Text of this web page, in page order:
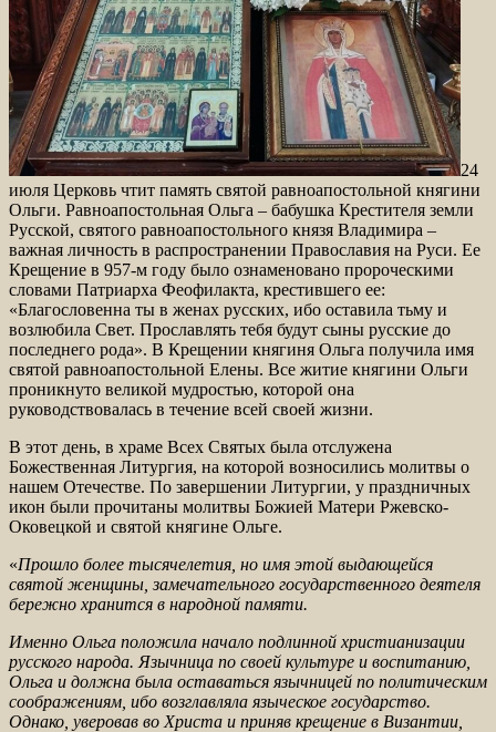
24
июля Церковь чтит память святой равноапостольной княгини
Ольги. Равноапостольная Ольга – бабушка Крестителя земли
Русской, святого равноапостольного князя Владимира –
важная личность в распространении Православия на Руси. Ее
Крещение в 957-м году было ознаменовано пророческими
словами Патриарха Феофилакта, крестившего ее:
«Благословенна ты в женах русских, ибо оставила тьму и
возлюбила Свет. Прославлять тебя будут сыны русские до
последнего рода». В Крещении княгиня Ольга получила имя
святой равноапостольной Елены. Все житие княгини Ольги
проникнуто великой мудростью, которой она
руководствовалась в течение всей своей жизни.
В этот день, в храме Всех Святых была отслужена
Божественная Литургия, на которой возносились молитвы о
нашем Отечестве. По завершении Литургии, у праздничных
икон были прочитаны молитвы Божией Матери Ржевско-
Оковецкой и святой княгине Ольге.
«Прошло более тысячелетия, но имя этой выдающейся
святой женщины, замечательного государственного деятеля
бережно хранится в народной памяти.
Именно Ольга положила начало подлинной христианизации
русского народа. Язычница по своей культуре и воспитанию,
Ольга и должна была оставаться язычницей по политическим
соображениям, ибо возглавляла языческое государство.
Однако, уверовав во Христа и приняв крещение в Византии,